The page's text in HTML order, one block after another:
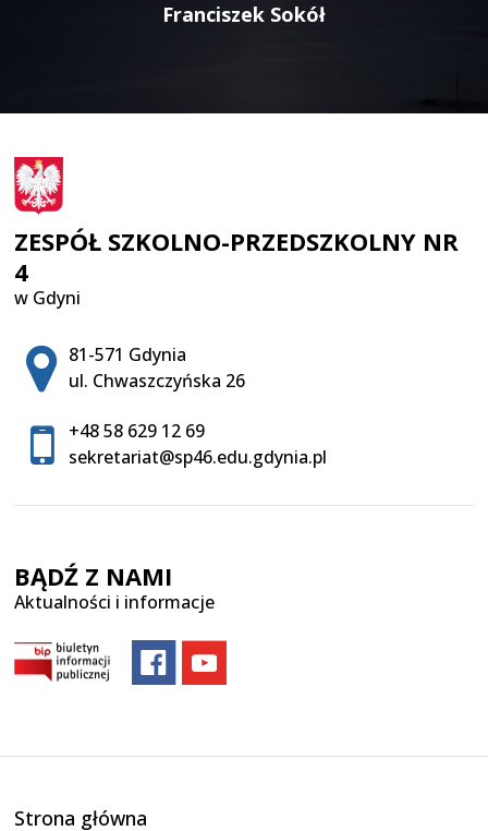
Franciszek Sokół
ZESPÓŁ SZKOLNO-PRZEDSZKOLNY NR
4
w Gdyni
Adres pocztowy:
81-571 Gdynia
ul. Chwaszczyńska 26
+48 58 629 12 69
sekretariat@sp46.edu.gdynia.pl
BĄDŹ Z NAMI
Aktualności i informacje
Strona główna